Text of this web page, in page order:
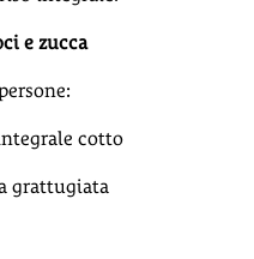
e zucca
cotto
grattugiata